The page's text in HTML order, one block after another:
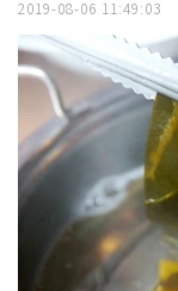
2019-08-06 11:49:03